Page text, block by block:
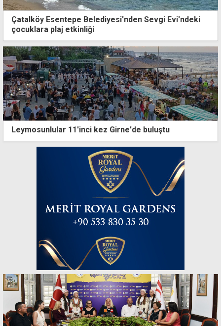
Çatalköy Esentepe Belediyesi'nden Sevgi Evi'ndeki
çocuklara plaj etkinliği
Leymosunlular 11'inci kez Girne'de buluştu